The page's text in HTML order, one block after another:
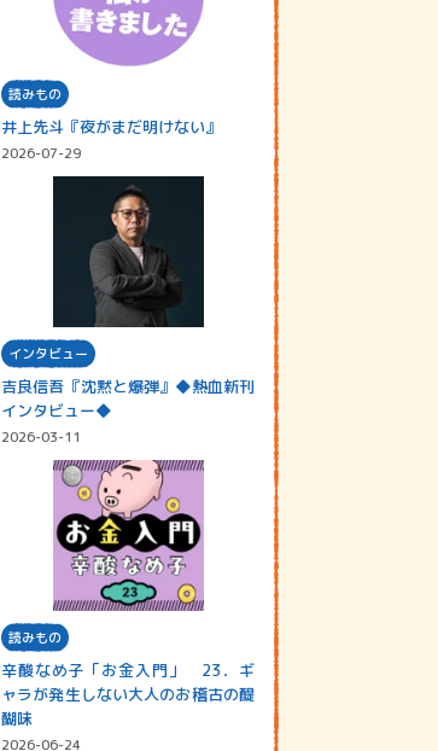
読みもの
井上先斗『夜がまだ明けない』
2026-07-29
インタビュー
吉良信吾『沈黙と爆弾』◆熱血新刊
インタビュー◆
2026-03-11
読みもの
辛酸なめ子「お金入門」 23．ギ
ャラが発生しない大人のお稽古の醍
醐味
2026-06-24